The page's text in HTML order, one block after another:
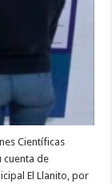
Científicas
cuenta de
El Llanito, por